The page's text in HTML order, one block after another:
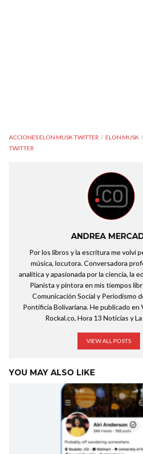
ACCIONES ELON MUSK TWITTER ELON MUSK
TWITTER
ANDREA
Por los libros y la escritura me volví
música, locutora. Conversadora
analítica y apasionada por la ciencia, la
Pianista y pintora en mis tiempos
Comunicación Social y Periodismo
Pontificia Bolivariana. He publicado en
Rockal.co, Hora 13 Noticias y
VIEW ALL POSTS
YOU MAY ALSO LIKE